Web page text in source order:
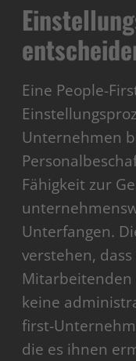
Eine People-
Unternehmen
Fähigkeit zur
Unterfangen.
verstehen,
Mitarbeitenden
keine
first-
die es ihnen